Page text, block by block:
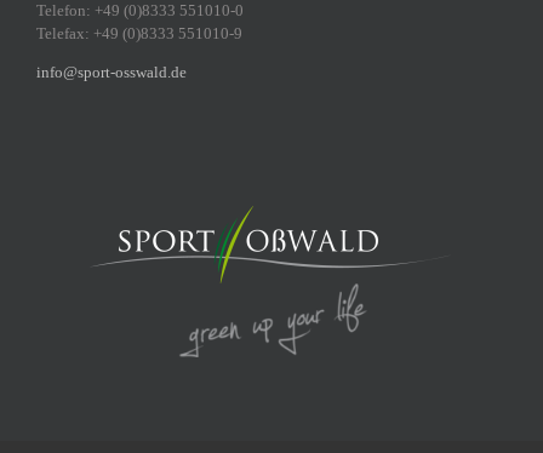
Telefon: +49 (0)8333 551010-0
Telefax: +49 (0)8333 551010-9
info@sport-osswald.de